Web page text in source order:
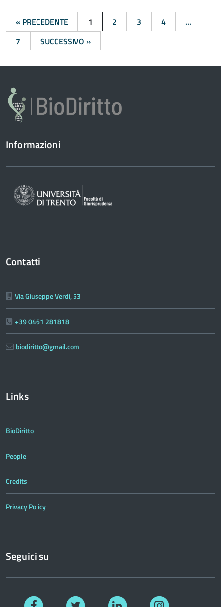
« PRECEDENTE 1 2 3 4
...
7
SUCCESSIVO »
Informazioni
Contatti
Via Giuseppe Verdi, 53
+39 0461 281818
biodiritto@gmail.com
Links
BioDiritto
People
Credits
Privacy Policy
Seguici su
Facebook Linkedin